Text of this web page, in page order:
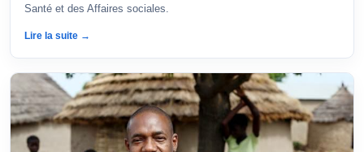
Santé et des Affaires sociales.
Lire la suite →